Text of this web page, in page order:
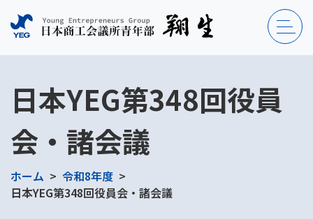
日本YEG第348回役員
会・諸会議
ホーム
令和8年度
日本YEG第348回役員会・諸会議